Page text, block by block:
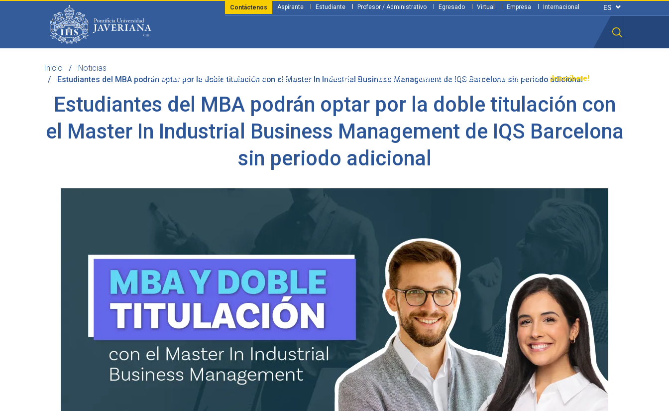
Programas Becas y Financiación Servicios Investigación Nosotros Atención ciudadana Transparencia ¡Inscríbete!
Aspirante Estudiante Profesor / Administrativo Egresado Virtual Empresa Internacional
Contáctenos
Inicio
Noticias
Estudiantes del MBA podrán optar por la doble titulación con el Master In Industrial Business Management de IQS Barcelona sin periodo adicional
Estudiantes del MBA podrán optar por la doble titulación con
el Master In Industrial Business Management de IQS Barcelona
sin periodo adicional